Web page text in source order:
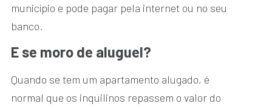
município e pode pagar pela internet ou no seu
banco.
E se moro de aluguel?
Quando se tem um apartamento alugado, é
normal que os inquilinos repassem o valor do